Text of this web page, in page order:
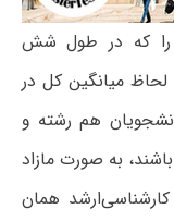
را که در طول شش
میانگین کل در
هم رشته و
به صورت مازاد
همان